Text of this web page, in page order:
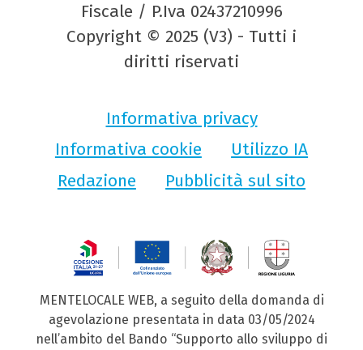
Fiscale / P.Iva 02437210996
Copyright © 2025 (V3) - Tutti i
diritti riservati
Informativa privacy
Informativa cookie
Utilizzo IA
Redazione
Pubblicità sul sito
MENTELOCALE WEB, a seguito della domanda di
agevolazione presentata in data 03/05/2024
nell’ambito del Bando “Supporto allo sviluppo di